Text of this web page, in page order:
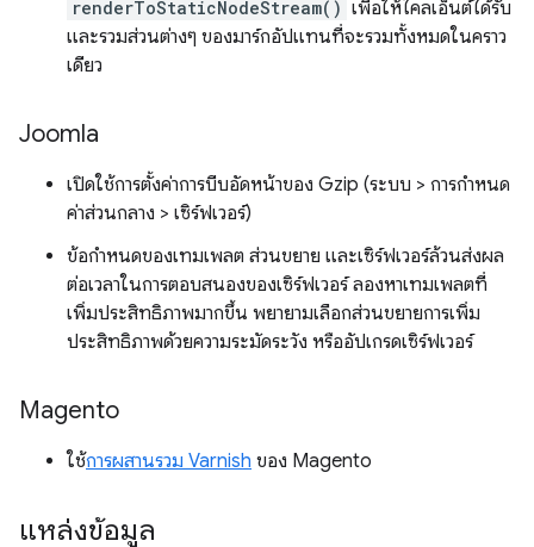
renderToStaticNodeStream() เพื่อให้ไคลเอ็นต์ได้รับ
และรวมส่วนต่างๆ ของมาร์กอัปแทนที่จะรวมทั้งหมดในคราว
เดียว
Joomla
เปิดใช้การตั้งค่าการบีบอัดหน้าของ Gzip (ระบบ > การกำหนด
ค่าส่วนกลาง > เซิร์ฟเวอร์)
ข้อกำหนดของเทมเพลต ส่วนขยาย และเซิร์ฟเวอร์ล้วนส่งผล
ต่อเวลาในการตอบสนองของเซิร์ฟเวอร์ ลองหาเทมเพลตที่
เพิ่มประสิทธิภาพมากขึ้น พยายามเลือกส่วนขยายการเพิ่ม
ประสิทธิภาพด้วยความระมัดระวัง หรืออัปเกรดเซิร์ฟเวอร์
Magento
ใช้การผสานรวม Varnish ของ Magento
แหล่งข้อมูล